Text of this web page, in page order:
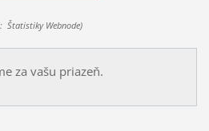
Štatistiky Webnode)
za vašu priazeň.